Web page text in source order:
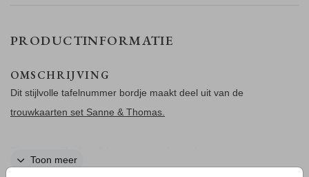
PRODUCTINFORMATIE
OMSCHRIJVING
Dit stijlvolle tafelnummer bordje maakt deel uit van de
trouwkaarten set Sanne & Thomas.
Bestel deze kaart op het formaat 11 bij 17 cm (meest
Toon meer